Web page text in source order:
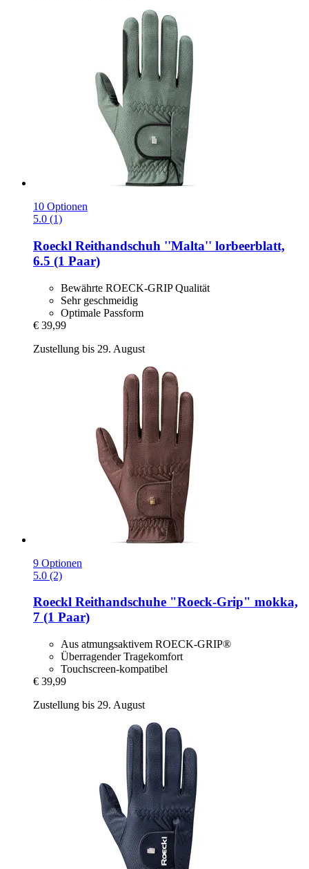
10 Optionen
5.0 (1)
Roeckl Reithandschuh ''Malta'' lorbeerblatt,
6.5 (1 Paar)
Bewährte ROECK-GRIP Qualität
Sehr geschmeidig
Optimale Passform
€ 39,99
Zustellung bis 29. August
9 Optionen
5.0 (2)
Roeckl Reithandschuhe "Roeck-​Grip" mokka,
7 (1 Paar)
Aus atmungsaktivem ROECK-GRIP®
Überragender Tragekomfort
Touchscreen-kompatibel
€ 39,99
Zustellung bis 29. August